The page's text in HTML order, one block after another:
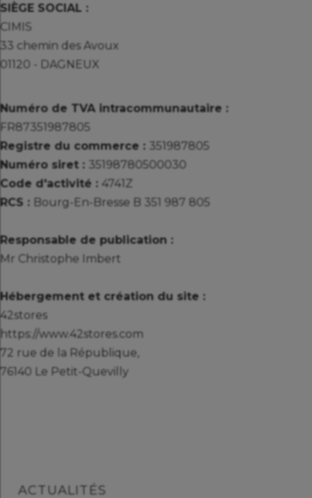
SIÈGE SOCIAL :
CIMIS
33 chemin des Avoux
01120 - DAGNEUX
Numéro de TVA intracommunautaire :
FR87351987805
Registre du commerce : 351987805
Numéro siret : 35198780500030
Code d'activité : 4741Z
RCS : Bourg-En-Bresse B 351 987 805
Responsable de publication :
Mr Christophe Imbert
Hébergement et création du site :
42stores
https://www.42stores.com
72 rue de la République,
76140 Le Petit-Quevilly
ACTUALITÉS